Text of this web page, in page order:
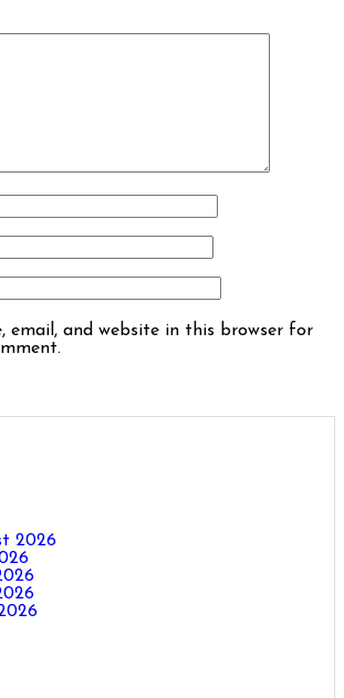
email, and website in this browser for
2026